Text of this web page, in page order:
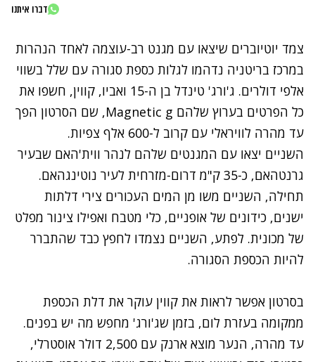
דברו איתנו
צמד יוטיוברים שיצאו עם מגנט רב-עוצמה לאחד הנהרות
במרכז בריטניה נדהמו לגלות כספת סגורה עם שלל בשווי
אלפי דולרים. ג'ורג' טינדל בן ה-15 ואביו, קווין, חשפו את
כל הפרטים בערוץ שלהם Magnetic g, שם הסרטון הפך
עד מהרה לוויראלי עם קרוב ל-600 אלף צפיות.
השניים יצאו עם המגנטים שלהם לנהר ווית'האם שבעיר
גרנטהאם, כ-35 ק"מ דרום-מזרחית לעיר נוטינגהאם.
תחילה, השניים משו מן המים העכורים צירי דלתות
ישנים, כידונים של אופניים, כלי מטבח ואפילו צינור מפלט
של מכונית. לפתע, השניים נצמדו לחפץ כבד שהתברר
להיות הכספת הסגורה.
בסרטון אפשר לראות את קווין עוקר את דלת הכספת
ממקומה בעזרת לום, בזמן שג'ורג' מחפש מה יש בפנים.
עד מהרה, הנער מוצא ארנק עם 2,500 דולר אוסטרלי,